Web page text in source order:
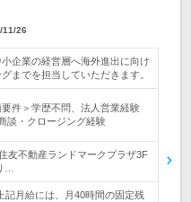
11/26
企業の経営層へ海外進出に向け
までを担当していただきます。
件＞学歴不問、法人営業経験
談・クロージング経験
友不動産ランドマークプラザ3F
…
月給には、月40時間の固定残